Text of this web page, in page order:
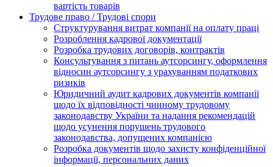
вартість товарів
Трудове право / Трудові спори
Cтруктурування витрат компанії на оплату праці
Розроблення кадрової документації
Розробка трудових договорів, контрактів
Консультування з питань аутсорсингу, оформлення
відносин аутсорсингу з урахуванням податкових
ризиків
Юридичний аудит кадрових документів компанії
щодо їх відповідності чинному трудовому
законодавству України та надання рекомендацій
щодо усунення порушень трудового
законодавства, допущених компанією
Розробка документів щодо захисту конфіденційної
інформації, персональних даних